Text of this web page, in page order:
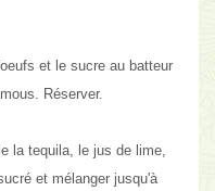
et le sucre au batteur
Réserver.
la tequila, le jus de lime,
et mélanger jusqu'à